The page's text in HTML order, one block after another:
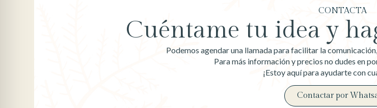
CONTACTA
Cuéntame tu idea y
Podemos agendar una llamada para facilitar la
Para más información y precios no dudes en
¡Estoy aquí para ayudarte con
Contactar por